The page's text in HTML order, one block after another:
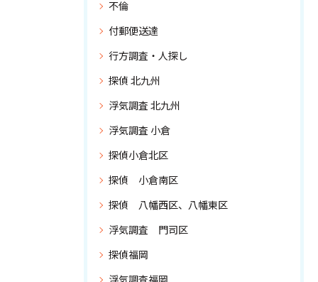
不倫
付郵便送達
行方調査・人探し
探偵 北九州
浮気調査 北九州
浮気調査 小倉
探偵小倉北区
探偵 小倉南区
探偵 八幡西区、八幡東区
浮気調査 門司区
探偵福岡